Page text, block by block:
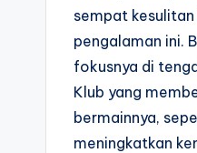
sempat
pengalaman ini.
fokusnya di
Klub yang
bermainnya,
meningkatkan